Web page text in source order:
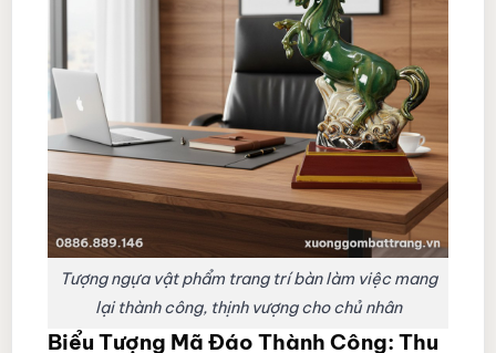
Tượng ngựa vật phẩm trang trí bàn làm việc mang
lại thành công, thịnh vượng cho chủ nhân
Biểu Tượng Mã Đáo Thành Công: Thu